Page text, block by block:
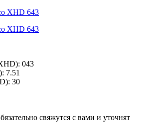
043
7.51
30
свяжутся с вами и уточнят